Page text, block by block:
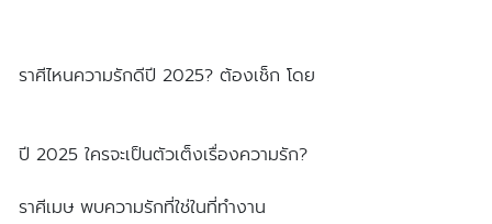
ราศีไหนความรักดีปี 2025? ต้องเช็ก โดย
ปี 2025 ใครจะเป็นตัวเต็งเรื่องความรัก?
ราศีเมษ พบความรักที่ใช่ในที่ทำงาน